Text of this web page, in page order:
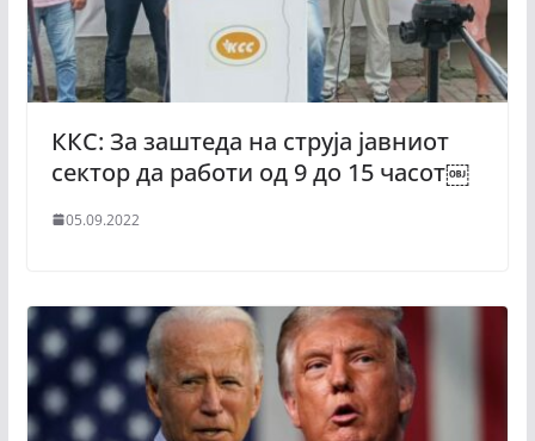
ККС: За заштеда на струја јавниот
сектор да работи од 9 до 15 часот￼
05.09.2022